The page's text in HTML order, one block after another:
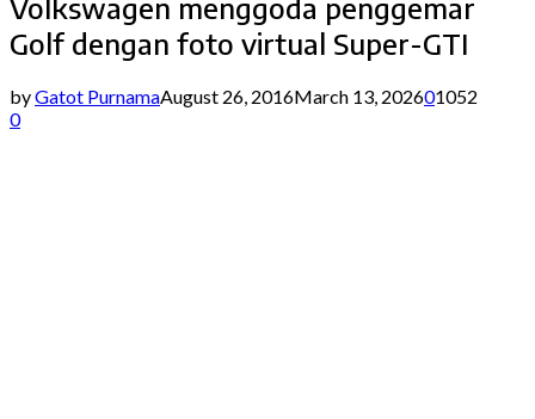
Golf dengan foto virtual Super-GTI
byGatot PurnamaAugust 26, 2016March 13, 202601052
0